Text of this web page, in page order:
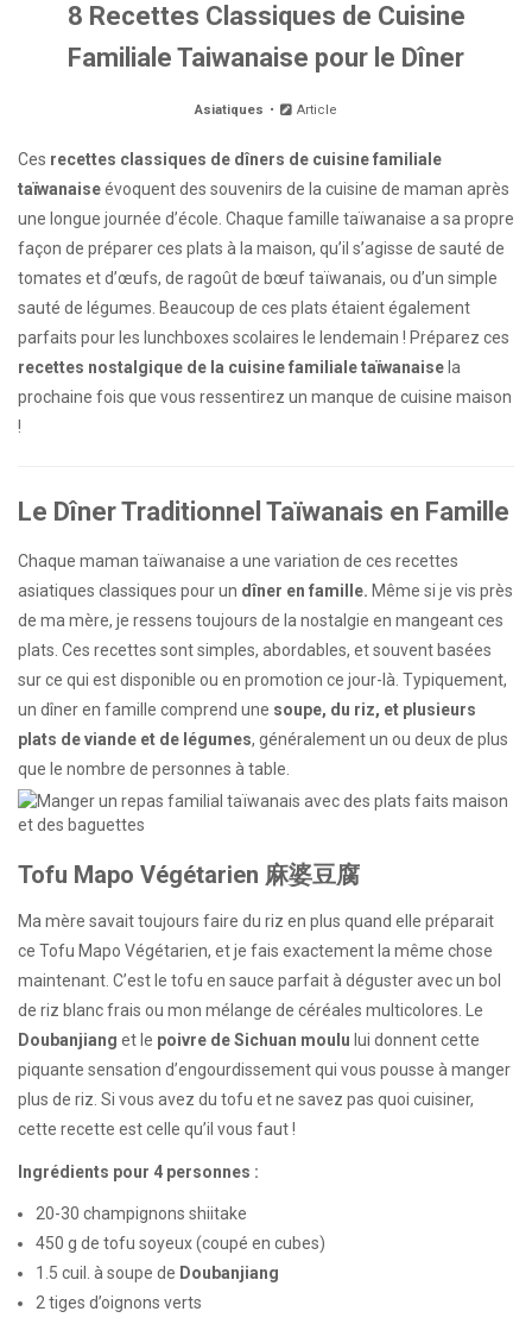
8 Recettes Classiques de Cuisine
Familiale Taiwanaise pour le Dîner
Asiatiques Article
Ces recettes classiques de dîners de cuisine familiale
taïwanaiseévoquent des souvenirs de la cuisine de maman après
une longue journée d’école. Chaque famille taïwanaise a sa propre
façon de préparer ces plats à la maison, qu’il s’agisse de sauté de
tomates et d’œufs, de ragoût de bœuf taïwanais, ou d’un simple
sauté de légumes. Beaucoup de ces plats étaient également
parfaits pour les lunchboxes scolaires le lendemain ! Préparez ces
recettes nostalgique de la cuisine familiale taïwanaise la
prochaine fois que vous ressentirez un manque de cuisine maison
!
Le Dîner Traditionnel Taïwanais en Famille
Chaque maman taïwanaise a une variation de ces recettes
asiatiques classiques pour un dîner en famille. Même si je vis près
de ma mère, je ressens toujours de la nostalgie en mangeant ces
plats. Ces recettes sont simples, abordables, et souvent basées
sur ce qui est disponible ou en promotion ce jour-là. Typiquement,
un dîner en famille comprend une soupe, du riz, et plusieurs
plats de viande et de légumes, généralement un ou deux de plus
que le nombre de personnes à table.
Tofu Mapo Végétarien 麻婆豆腐
Ma mère savait toujours faire du riz en plus quand elle préparait
ce Tofu Mapo Végétarien, et je fais exactement la même chose
maintenant. C’est le tofu en sauce parfait à déguster avec un bol
de riz blanc frais ou mon mélange de céréales multicolores. Le
Doubanjiang et le poivre de Sichuan moulu lui donnent cette
piquante sensation d’engourdissement qui vous pousse à manger
plus de riz. Si vous avez du tofu et ne savez pas quoi cuisiner,
cette recette est celle qu’il vous faut !
Ingrédients pour 4 personnes :
20-30 champignons shiitake
450 g de tofu soyeux (coupé en cubes)
1.5 cuil. à soupe de Doubanjiang
2 tiges d’oignons verts